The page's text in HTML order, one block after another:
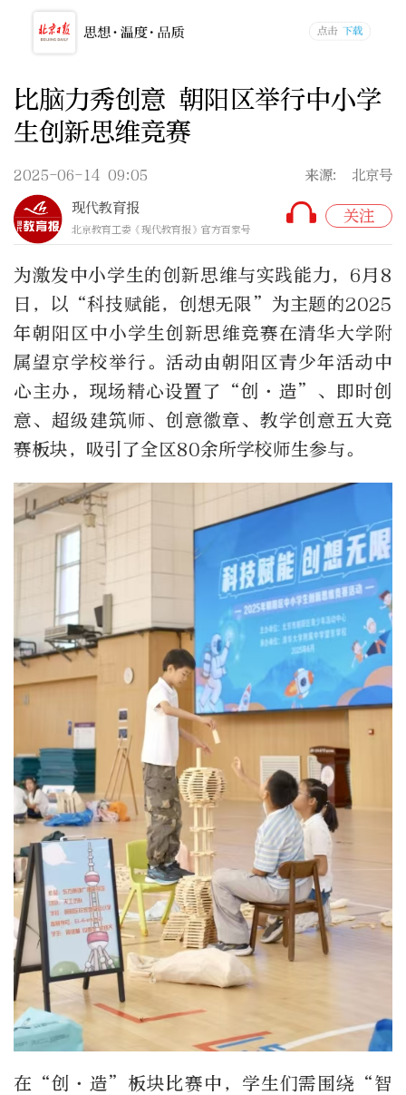
比脑力秀创意 朝阳区举行中小学
生创新思维竞赛
2025-06-14 09:05
来源: 北京号
现代教育报
北京教育工委《现代教育报》官方百家号
关注
为激发中小学生的创新思维与实践能力，6月8
日，以“科技赋能，创想无限”为主题的2025
年朝阳区中小学生创新思维竞赛在清华大学附
属望京学校举行。活动由朝阳区青少年活动中
心主办，现场精心设置了“创·造”、即时创
意、超级建筑师、创意徽章、教学创意五大竞
赛板块，吸引了全区80余所学校师生参与。
在“创·造”板块比赛中，学生们需围绕“智